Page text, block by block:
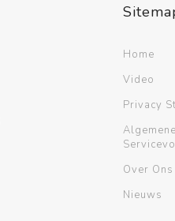
Home
Video
Privacy
Over Ons
Nieuws